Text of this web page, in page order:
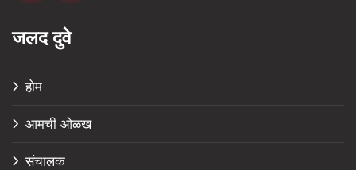
जलद दुवे
होम
आमची ओळख
संचालक